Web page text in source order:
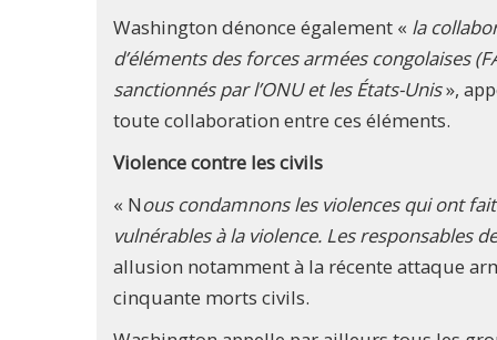
Washington dénonce également « la
d’éléments des forces armées congolaises
sanctionnés par l’ONU et les États-Unis»,
toute collaboration entre ces éléments.
Violence contre les civils
« Nous condamnons les violences qui ont
vulnérables à la violence. Les responsables
allusion notamment à la récente attaque
cinquante morts civils.